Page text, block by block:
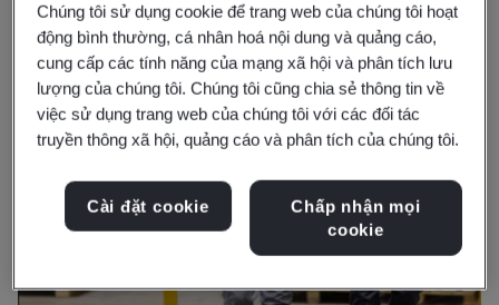
Chúng tôi sử dụng cookie để trang web của chúng tôi hoạt
động bình thường, cá nhân hoá nội dung và quảng cáo,
cung cấp các tính năng của mạng xã hội và phân tích lưu
lượng của chúng tôi. Chúng tôi cũng chia sẻ thông tin về
việc sử dụng trang web của chúng tôi với các đối tác
truyền thông xã hội, quảng cáo và phân tích của chúng tôi.
Cài đặt cookie
Chấp nhận mọi
cookie